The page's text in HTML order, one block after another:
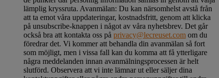
lämplig kryssruta. Avanmälan: Du kan närsomhelst avstå från
att ta emot våra uppdateringar, kostnadsfritt, genom att klicka
på unsubscribe-knappen i något av våra nyhetsbrev. Det går
också bra att kontakta oss på privacy@lecreuset.com om du
föredrar det. Vi kommer att behandla din avanmälan så fort
som möjligt, men i vissa fall kan du komma att få ytterligare
några meddelanden innan avanmälningsprocessen är helt
slutförd. Observera att vi inte lämnar ut eller säljer dina